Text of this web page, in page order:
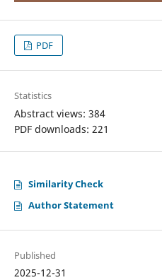
PDF
Statistics
Abstract views: 384
PDF downloads: 221
Similarity Check
Author Statement
Published
2025-12-31